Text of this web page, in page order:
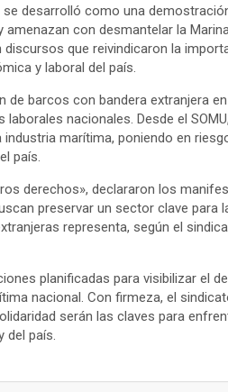
desarrolló como una
con desmantelar la
que reivindicaron la
y laboral del país.
de barcos con bandera extranjera
nacionales. Desde el
marítima, poniendo en
país.
derechos», declararon los
preservar un sector clave para
representa, según el
planificadas para visibilizar el
nacional. Con firmeza, el
serán las claves para
del país.